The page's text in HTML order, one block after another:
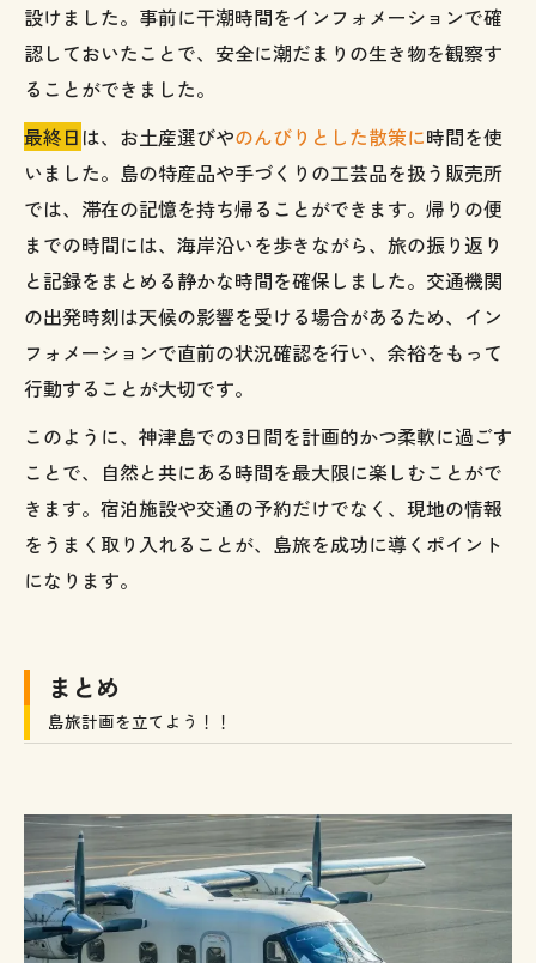
設けました。事前に干潮時間をインフォメーションで確
認しておいたことで、安全に潮だまりの生き物を観察す
ることができました。
最終日 は、お土産選びやのんびりとした散策に時間を使
いました。島の特産品や手づくりの工芸品を扱う販売所
では、滞在の記憶を持ち帰ることができます。帰りの便
までの時間には、海岸沿いを歩きながら、旅の振り返り
と記録をまとめる静かな時間を確保しました。交通機関
の出発時刻は天候の影響を受ける場合があるため、イン
フォメーションで直前の状況確認を行い、余裕をもって
行動することが大切です。
このように、神津島での3日間を計画的かつ柔軟に過ごす
ことで、自然と共にある時間を最大限に楽しむことがで
きます。宿泊施設や交通の予約だけでなく、現地の情報
をうまく取り入れることが、島旅を成功に導くポイント
になります。
まとめ
島旅計画を立てよう！！